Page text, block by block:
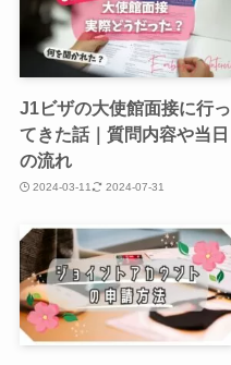
J1ビザの大使館面接に行っ
てきた話｜質問内容や当日
の流れ
2024-03-11 2024-07-31